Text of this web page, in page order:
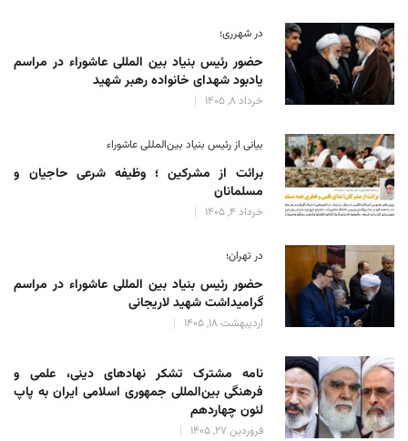
در شهرری؛
حضور رئیس بنیاد بین المللی عاشوراء در مراسم
یادبود شهدای خانواده رهبر شهید
خرداد 8, 1405
بیانی از رئیس بنیاد بین‌المللی عاشوراء
برائت از مشرکین ؛ وظیفه شرعی حاجیان و
مسلمانان
خرداد 4, 1405
در تهران؛
حضور رئیس بنیاد بین المللی عاشوراء در مراسم
گرامیداشت شهید لاریجانی
اردیبهشت 18, 1405
نامه مشترک تشکر نهادهای دینی، علمی و
فرهنگی بین‌المللی جمهوری اسلامی ایران به پاپ
لئون چهاردهم
فروردین 27, 1405